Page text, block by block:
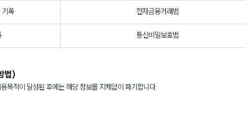
기록 전자금융거래법
통신비밀보호법
법)
목적이 달성된 후에는 해당 정보를 지체없이 파기합니다.